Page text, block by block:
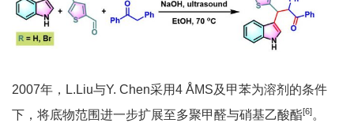
2007年，L.Liu与Y. Chen采用4 ÅMS及甲苯为溶剂的条件
下，将底物范围进一步扩展至多聚甲醛与硝基乙酸酯[6] 。